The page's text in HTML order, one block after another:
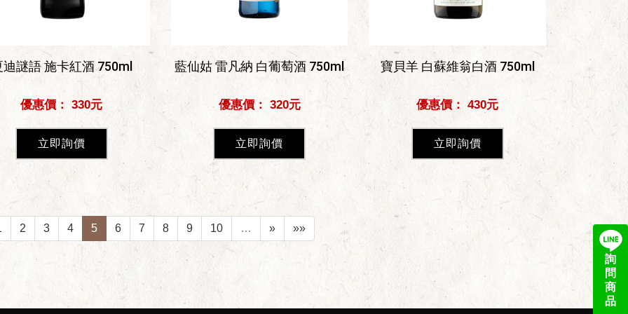
詢
問
商
品
迪謎語 施卡紅酒 750ml
優惠價： 330元
立即詢價
藍仙姑 雷凡納 白葡萄酒 750ml
優惠價： 320元
立即詢價
寶貝羊 白蘇維翁白酒 750ml
優惠價： 430元
立即詢價
2 3 4 5 6 7 8 9 10 … » »»